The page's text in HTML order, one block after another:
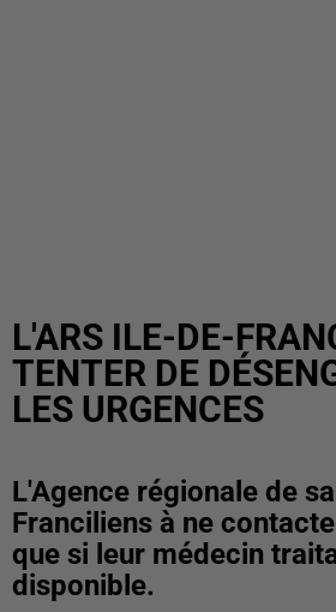
L'ARS ILE-DE-
TENTER DE
LES URGENCES
L'Agence régionale de
Franciliens à ne
que si leur médecin
disponible.